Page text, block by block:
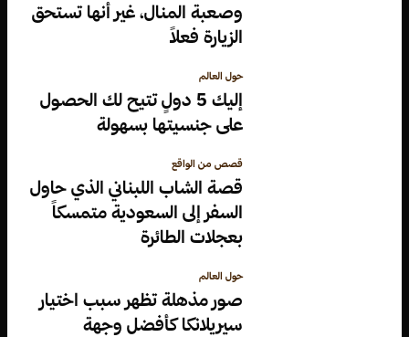
وصعبة المنال، غير أنها تستحق
الزيارة فعلاً
حول العالم
إليك 5 دولٍ تتيح لك الحصول
على جنسيتها بسهولة
قصص من الواقع
قصة الشاب اللبناني الذي حاول
السفر إلى السعودية متمسكاً
بعجلات الطائرة
حول العالم
صور مذهلة تظهر سبب اختيار
سيريلانكا كأفضل وجهة